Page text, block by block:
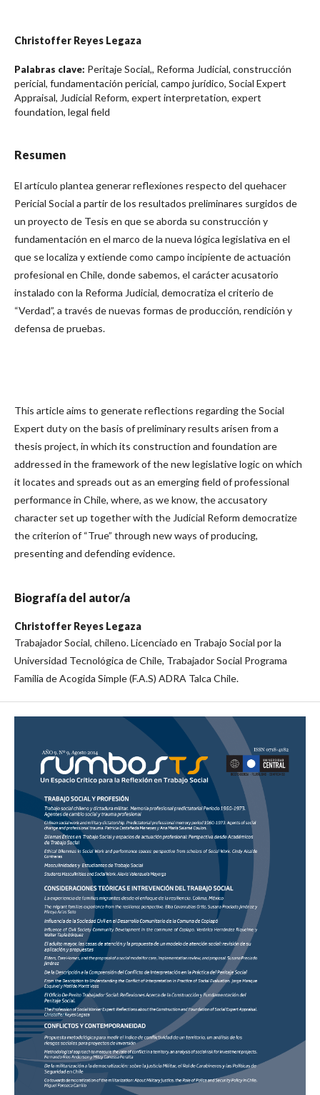
Christoffer Reyes Legaza
Palabras clave: Peritaje Social,, Reforma Judicial, construcción
pericial, fundamentación pericial, campo jurídico, Social Expert
Appraisal, Judicial Reform, expert interpretation, expert
foundation, legal field
Resumen
El artículo plantea generar reflexiones respecto del quehacer
Pericial Social a partir de los resultados preliminares surgidos de
un proyecto de Tesis en que se aborda su construcción y
fundamentación en el marco de la nueva lógica legislativa en el
que se localiza y extiende como campo incipiente de actuación
profesional en Chile, donde sabemos, el carácter acusatorio
instalado con la Reforma Judicial, democratiza el criterio de
“Verdad”, a través de nuevas formas de producción, rendición y
defensa de pruebas.
This article aims to generate reflections regarding the Social
Expert duty on the basis of preliminary results arisen from a
thesis project, in which its construction and foundation are
addressed in the framework of the new legislative logic on which
it locates and spreads out as an emerging field of professional
performance in Chile, where, as we know, the accusatory
character set up together with the Judicial Reform democratize
the criterion of “True” through new ways of producing,
presenting and defending evidence.
Biografía del autor/a
Christoffer Reyes Legaza
Trabajador Social, chileno. Licenciado en Trabajo Social por la
Universidad Tecnológica de Chile, Trabajador Social Programa
Familia de Acogida Simple (F.A.S) ADRA Talca Chile.